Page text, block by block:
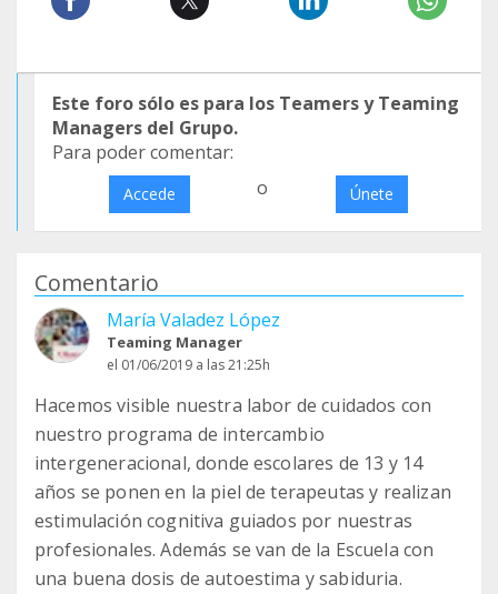
Este foro sólo es para los Teamers y Teaming
Managers del Grupo.
Para poder comentar:
Accede o Únete
Comentario
María Valadez López
Teaming Manager
el 01/06/2019 a las 21:25h
Hacemos visible nuestra labor de cuidados con
nuestro programa de intercambio
intergeneracional, donde escolares de 13 y 14
años se ponen en la piel de terapeutas y realizan
estimulación cognitiva guiados por nuestras
profesionales. Además se van de la Escuela con
una buena dosis de autoestima y sabiduria.